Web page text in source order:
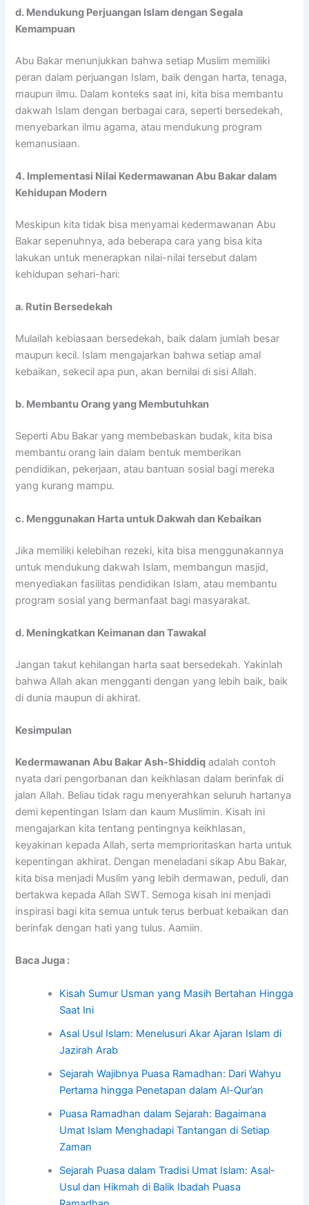
d. Mendukung Perjuangan Islam dengan Segala
Kemampuan
Abu Bakar menunjukkan bahwa setiap Muslim memiliki
peran dalam perjuangan Islam, baik dengan harta, tenaga,
maupun ilmu. Dalam konteks saat ini, kita bisa membantu
dakwah Islam dengan berbagai cara, seperti bersedekah,
menyebarkan ilmu agama, atau mendukung program
kemanusiaan.
4. Implementasi Nilai Kedermawanan Abu Bakar dalam
Kehidupan Modern
Meskipun kita tidak bisa menyamai kedermawanan Abu
Bakar sepenuhnya, ada beberapa cara yang bisa kita
lakukan untuk menerapkan nilai-nilai tersebut dalam
kehidupan sehari-hari:
a. Rutin Bersedekah
Mulailah kebiasaan bersedekah, baik dalam jumlah besar
maupun kecil. Islam mengajarkan bahwa setiap amal
kebaikan, sekecil apa pun, akan bernilai di sisi Allah.
b. Membantu Orang yang Membutuhkan
Seperti Abu Bakar yang membebaskan budak, kita bisa
membantu orang lain dalam bentuk memberikan
pendidikan, pekerjaan, atau bantuan sosial bagi mereka
yang kurang mampu.
c. Menggunakan Harta untuk Dakwah dan Kebaikan
Jika memiliki kelebihan rezeki, kita bisa menggunakannya
untuk mendukung dakwah Islam, membangun masjid,
menyediakan fasilitas pendidikan Islam, atau membantu
program sosial yang bermanfaat bagi masyarakat.
d. Meningkatkan Keimanan dan Tawakal
Jangan takut kehilangan harta saat bersedekah. Yakinlah
bahwa Allah akan mengganti dengan yang lebih baik, baik
di dunia maupun di akhirat.
Kesimpulan
Kedermawanan Abu Bakar Ash-Shiddiq adalah contoh
nyata dari pengorbanan dan keikhlasan dalam berinfak di
jalan Allah. Beliau tidak ragu menyerahkan seluruh hartanya
demi kepentingan Islam dan kaum Muslimin. Kisah ini
mengajarkan kita tentang pentingnya keikhlasan,
keyakinan kepada Allah, serta memprioritaskan harta untuk
kepentingan akhirat. Dengan meneladani sikap Abu Bakar,
kita bisa menjadi Muslim yang lebih dermawan, peduli, dan
bertakwa kepada Allah SWT. Semoga kisah ini menjadi
inspirasi bagi kita semua untuk terus berbuat kebaikan dan
berinfak dengan hati yang tulus. Aamiin.
Baca Juga :
Kisah Sumur Usman yang Masih Bertahan Hingga
Saat Ini
Asal Usul Islam: Menelusuri Akar Ajaran Islam di
Jazirah Arab
Sejarah Wajibnya Puasa Ramadhan: Dari Wahyu
Pertama hingga Penetapan dalam Al-Qur’an
Puasa Ramadhan dalam Sejarah: Bagaimana
Umat Islam Menghadapi Tantangan di Setiap
Zaman
Sejarah Puasa dalam Tradisi Umat Islam: Asal-
Usul dan Hikmah di Balik Ibadah Puasa